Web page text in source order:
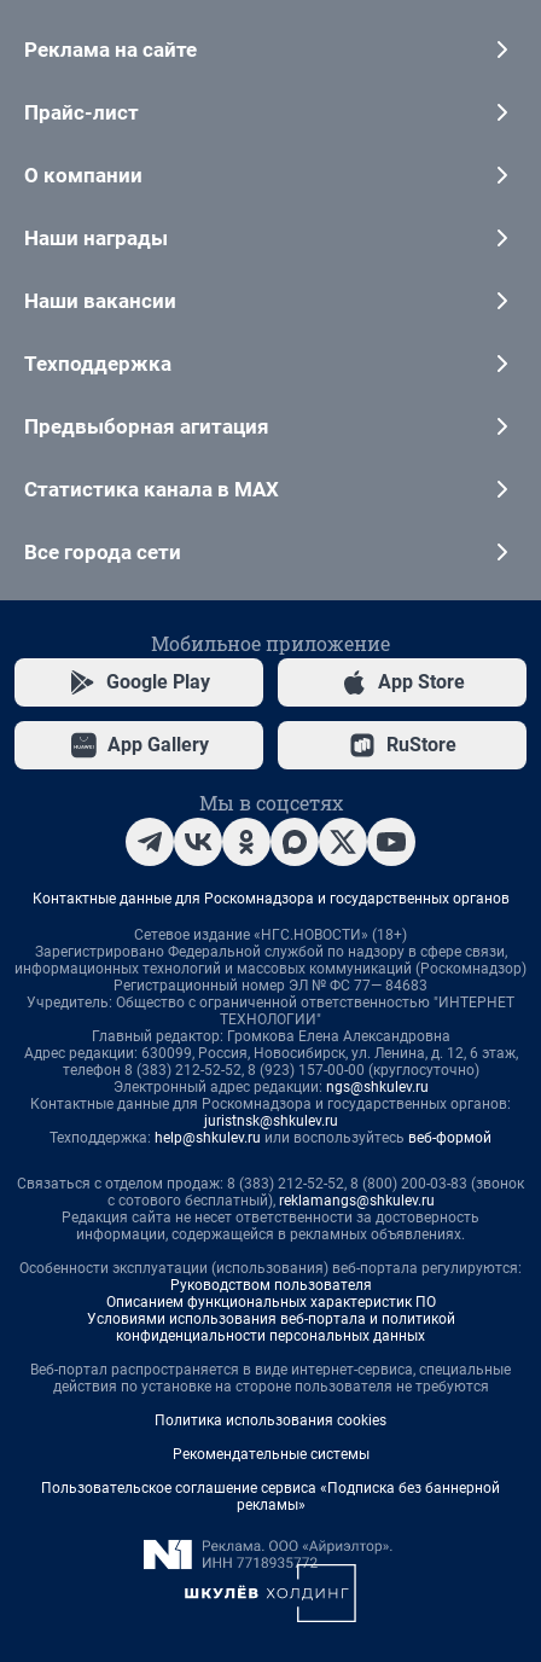
Реклама на сайте
Прайс-лист
О компании
Наши награды
Наши вакансии
Техподдержка
Предвыборная агитация
Статистика канала в MAX
Все города сети
Мобильное приложение
Google Play App Store
App Gallery RuStore
Мы в соцсетях
Контактные данные для Роскомнадзора и государственных органов
Сетевое издание «НГС.НОВОСТИ» (18+)
Зарегистрировано Федеральной службой по надзору в сфере связи,
информационных технологий и массовых коммуникаций (Роскомнадзор)
Регистрационный номер ЭЛ № ФС 77— 84683
Учредитель: Общество с ограниченной ответственностью "ИНТЕРНЕТ
ТЕХНОЛОГИИ"
Главный редактор: Громкова Елена Александровна
Адрес редакции: 630099, Россия, Новосибирск, ул. Ленина, д. 12, 6 этаж,
телефон 8 (383) 212-52-52, 8 (923) 157-00-00 (круглосуточно)
Электронный адрес редакции: ngs@shkulev.ru
Контактные данные для Роскомнадзора и государственных органов:
juristnsk@shkulev.ru
Техподдержка: help@shkulev.ru или воспользуйтесь веб-формой
Связаться с отделом продаж: 8 (383) 212-52-52, 8 (800) 200-03-83 (звонок
с сотового бесплатный), reklamangs@shkulev.ru
Редакция сайта не несет ответственности за достоверность
информации, содержащейся в рекламных объявлениях.
Особенности эксплуатации (использования) веб-портала регулируются:
Руководством пользователя
Описанием функциональных характеристик ПО
Условиями использования веб-портала и политикой
конфиденциальности персональных данных
Веб-портал распространяется в виде интернет-сервиса, специальные
действия по установке на стороне пользователя не требуются
Политика использования cookies
Рекомендательные системы
Пользовательское соглашение сервиса «Подписка без баннерной
рекламы»